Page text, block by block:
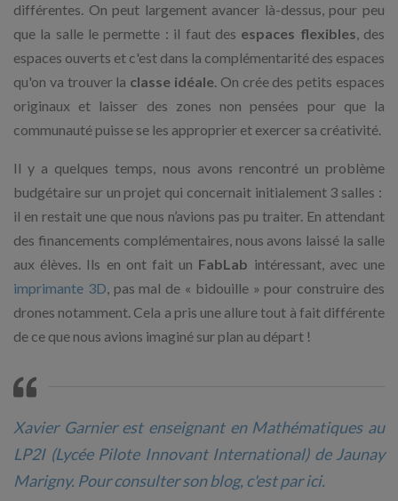
différentes. On peut largement avancer là-dessus, pour peu
que la salle le permette : il faut des espaces flexibles, des
espaces ouverts et c'est dans la complémentarité des espaces
qu'on va trouver la classe idéale. On crée des petits espaces
originaux et laisser des zones non pensées pour que la
communauté puisse se les approprier et exercer sa créativité.
Il y a quelques temps, nous avons rencontré un problème
budgétaire sur un projet qui concernait initialement 3 salles :
il en restait une que nous n’avions pas pu traiter. En attendant
des financements complémentaires, nous avons laissé la salle
aux élèves. Ils en ont fait un FabLab intéressant, avec une
imprimante 3D, pas mal de « bidouille » pour construire des
drones notamment. Cela a pris une allure tout à fait différente
de ce que nous avions imaginé sur plan au départ !
Xavier Garnier est enseignant en Mathématiques au
LP2I (Lycée Pilote Innovant International) de Jaunay
Marigny. Pour consulter son blog, c'est parici.